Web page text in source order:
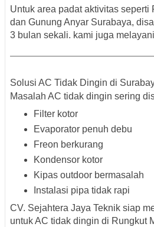
Untuk area padat aktivitas seperti
dan Gunung Anyar Surabaya,
3 bulan sekali. kami juga
Solusi AC Tidak Dingin di
Masalah AC tidak dingin sering
Filter kotor
Evaporator penuh debu
Freon berkurang
Kondensor kotor
Kipas outdoor bermasalah
Instalasi pipa tidak rapi
CV. Sejahtera Jaya Teknik siap
untuk AC tidak dingin di Rungkut